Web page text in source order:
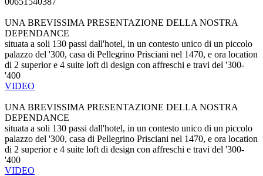
UNA BREVISSIMA PRESENTAZIONE DELLA NOSTRA
DEPENDANCE
situata a soli 130 passi dall'hotel, in un contesto unico di un piccolo
palazzo del '300, casa di Pellegrino Prisciani nel 1470, e ora location
di 2 superior e 4 suite loft di design con affreschi e travi del '300-
'400
VIDEO
UNA BREVISSIMA PRESENTAZIONE DELLA NOSTRA
DEPENDANCE
situata a soli 130 passi dall'hotel, in un contesto unico di un piccolo
palazzo del '300, casa di Pellegrino Prisciani nel 1470, e ora location
di 2 superior e 4 suite loft di design con affreschi e travi del '300-
'400
VIDEO